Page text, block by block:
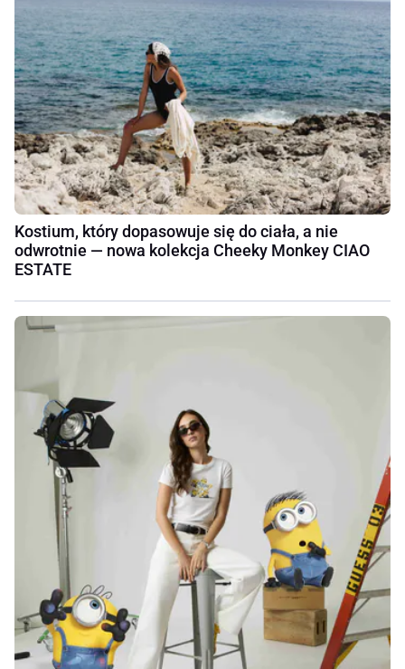
Kostium, który dopasowuje się do ciała, a nie
odwrotnie — nowa kolekcja Cheeky Monkey CIAO
ESTATE